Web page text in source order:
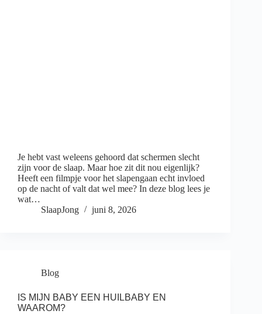
Je hebt vast weleens gehoord dat schermen slecht
zijn voor de slaap. Maar hoe zit dit nou eigenlijk?
Heeft een filmpje voor het slapengaan echt invloed
op de nacht of valt dat wel mee? In deze blog lees je
wat…
SlaapJong
juni 8, 2026
Blog
IS MIJN BABY EEN HUILBABY EN
WAAROM?